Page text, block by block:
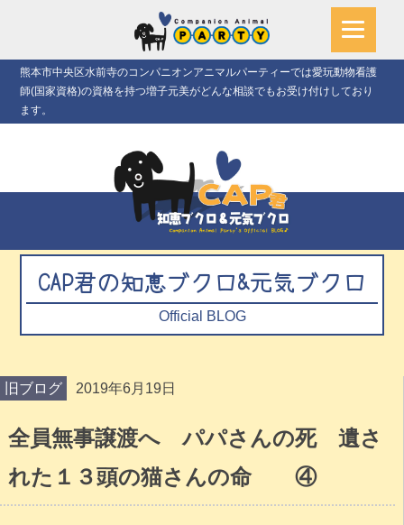
熊本市中央区水前寺のコンパニオンアニマルパーティーでは愛玩動物看護
師(国家資格)の資格を持つ増子元美がどんな相談でもお受け付けしており
ます。
CAP君の知恵ブクロ&元気ブクロ
Official BLOG
旧ブログ 2019年6月19日
全員無事譲渡へ パパさんの死 遺さ
れた１３頭の猫さんの命 ④